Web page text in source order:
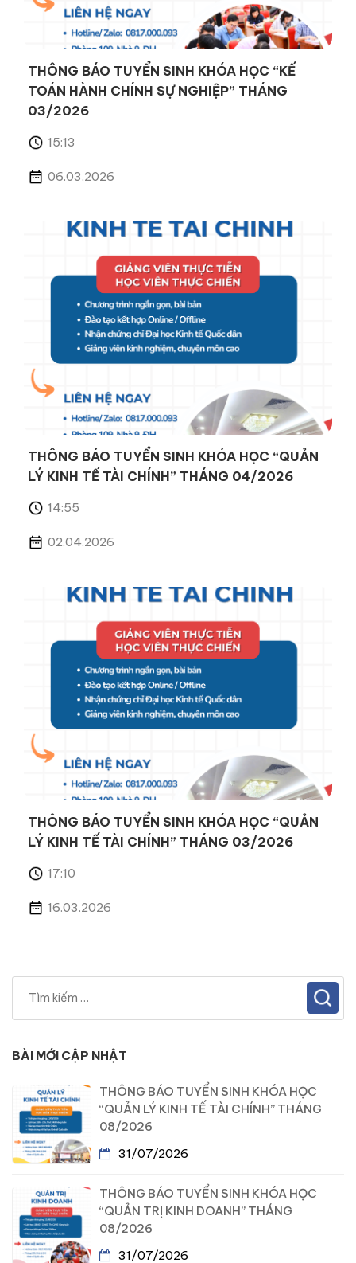
THÔNG BÁO TUYỂN SINH KHÓA HỌC “KẾ
TOÁN HÀNH CHÍNH SỰ NGHIỆP” THÁNG
03/2026
15:13
06.03.2026
THÔNG BÁO TUYỂN SINH KHÓA HỌC “QUẢN
LÝ KINH TẾ TÀI CHÍNH” THÁNG 04/2026
14:55
02.04.2026
THÔNG BÁO TUYỂN SINH KHÓA HỌC “QUẢN
LÝ KINH TẾ TÀI CHÍNH” THÁNG 03/2026
17:10
16.03.2026
BÀI MỚI CẬP NHẬT
THÔNG BÁO TUYỂN SINH KHÓA HỌC
“QUẢN LÝ KINH TẾ TÀI CHÍNH” THÁNG
08/2026
31/07/2026
THÔNG BÁO TUYỂN SINH KHÓA HỌC
“QUẢN TRỊ KINH DOANH” THÁNG
08/2026
31/07/2026